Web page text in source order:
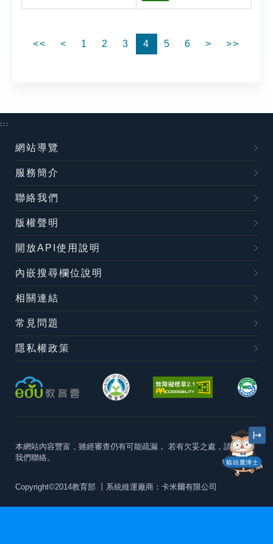
<< < 1 2 3 4 5 6 > >>
貓頭鷹博士
:::
網站導覽
服務簡介
聯絡我們
版權聲明
開放API使用說明
內嵌搜尋欄位說明
相關連結
常見問題
隱私權政策
本網站內容豐富，雖經審查仍有可能疏漏， 若有欠妥之處，請隨時與
我們聯絡。
Copyright©2014教育部 丨系統維運廠商：卡米爾有限公司